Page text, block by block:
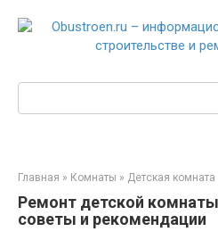
Поиск:
Главная » Комнаты » Детская комната
Ремонт детской
советы и рекомендации